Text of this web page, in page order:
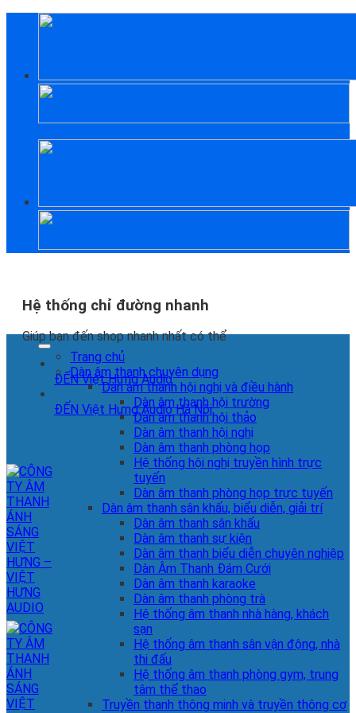
Hệ thống chỉ đường nhanh
Giúp bạn đến shop nhanh nhất có thể
ĐẾN Việt Hưng Audio
ĐẾN Việt Hưng Audio Hà Nội
Trang chủ
Dàn âm thanh chuyên dụng
Dàn âm thanh hội nghị và điều hành
Dàn âm thanh hội trường
Dàn âm thanh hội thảo
Dàn âm thanh hội nghị
Dàn âm thanh phòng họp
Hệ thống hội nghị truyền hình trực
tuyến
Dàn âm thanh phòng họp trực tuyến
Dàn âm thanh sân khấu, biểu diễn, giải trí
Dàn âm thanh sân khấu
Dàn âm thanh sự kiện
Dàn âm thanh biểu diễn chuyên nghiệp
Dàn Âm Thanh Đám Cưới
Dàn âm thanh karaoke
Dàn âm thanh phòng trà
Hệ thống âm thanh nhà hàng, khách
sạn
Hệ thống âm thanh sân vận động, nhà
thi đấu
Hệ thống âm thanh phòng gym, trung
tâm thể thao
Truyền thanh thông minh và truyền thông cơ